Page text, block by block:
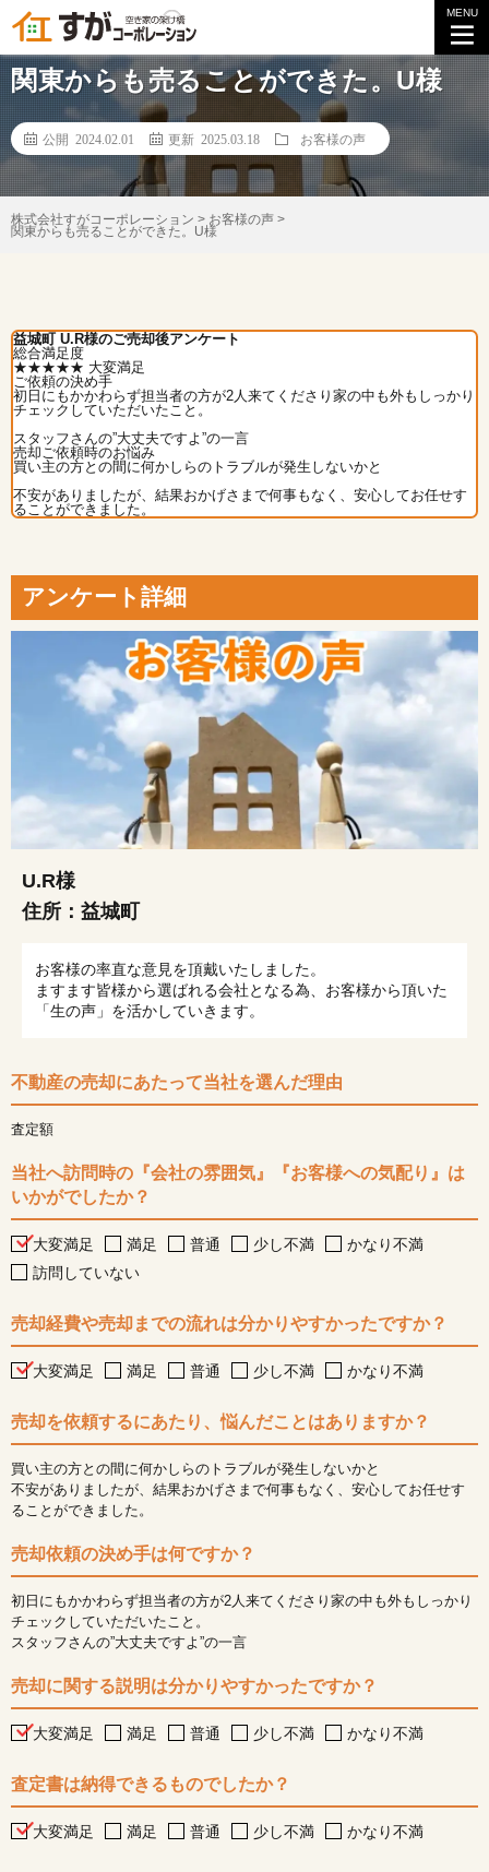
MENU
【お客様の声】
関東からも売ることができた。U様
公開 2024.02.01 更新 2025.03.18 お客様の声
株式会社すがコーポレーション > お客様の声 >
関東からも売ることができた。U様
益城町 U.R様のご売却後アンケート
総合満足度
★★★★★ 大変満足
ご依頼の決め手
初日にもかかわらず担当者の方が2人来てくださり家の中も外もしっかり
チェックしていただいたこと。
スタッフさんの”大丈夫ですよ”の一言
売却ご依頼時のお悩み
買い主の方との間に何かしらのトラブルが発生しないかと
不安がありましたが、結果おかげさまで何事もなく、安心してお任せす
ることができました。
アンケート詳細
U.R様
住所： 益城町
お客様の率直な意見を頂戴いたしました。
ますます皆様から選ばれる会社となる為、お客様から頂いた
「生の声」を活かしていきます。
不動産の売却にあたって当社を選んだ理由
査定額
当社へ訪問時の『会社の雰囲気』『お客様への気配り』は
いかがでしたか？
大変満足 満足 普通 少し不満
かなり不満
訪問していない
売却経費や売却までの流れは分かりやすかったですか？
大変満足 満足 普通 少し不満 かなり不満
売却を依頼するにあたり、悩んだことはありますか？
買い主の方との間に何かしらのトラブルが発生しないかと
不安がありましたが、結果おかげさまで何事もなく、安心してお任せす
ることができました。
売却依頼の決め手は何ですか？
初日にもかかわらず担当者の方が2人来てくださり家の中も外もしっかり
チェックしていただいたこと。
スタッフさんの”大丈夫ですよ”の一言
売却に関する説明は分かりやすかったですか？
大変満足 満足 普通 少し不満 かなり不満
査定書は納得できるものでしたか？
大変満足 満足 普通 少し不満 かなり不満